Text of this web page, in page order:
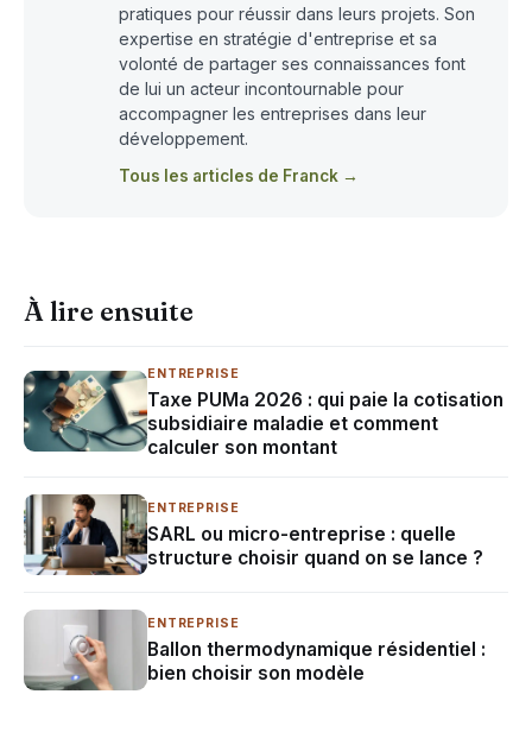
pratiques pour réussir dans leurs projets. Son
expertise en stratégie d'entreprise et sa
volonté de partager ses connaissances font
de lui un acteur incontournable pour
accompagner les entreprises dans leur
développement.
Tous les articles de Franck →
À lire ensuite
ENTREPRISE
Taxe PUMa 2026 : qui paie la cotisation
subsidiaire maladie et comment
calculer son montant
ENTREPRISE
SARL ou micro-entreprise : quelle
structure choisir quand on se lance ?
ENTREPRISE
Ballon thermodynamique résidentiel :
bien choisir son modèle